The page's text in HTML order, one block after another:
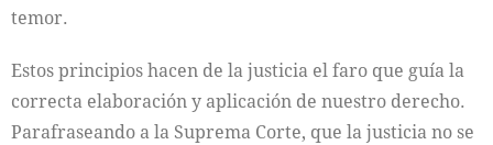
temor.
Estos principios hacen de la justicia el faro que guía la
correcta elaboración y aplicación de nuestro derecho.
Parafraseando a la Suprema Corte, que la justicia no se